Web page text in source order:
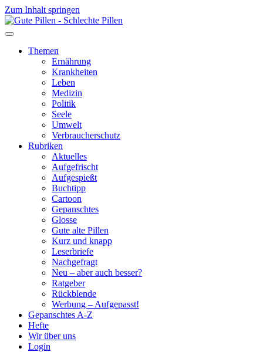
Zum Inhalt springen
Themen
Ernährung
Krankheiten
Leben
Medizin
Politik
Seele
Umwelt
Verbraucherschutz
Rubriken
Aktuelles
Aufgefrischt
Aufgespießt
Buchtipp
Cartoon
Gepanschtes
Glosse
Gute alte Pillen
Kurz und knapp
Leserbriefe
Nachgefragt
Neu – aber auch besser?
Ratgeber
Rückblende
Werbung – Aufgepasst!
Gepanschtes A-Z
Hefte
Wir über uns
Login